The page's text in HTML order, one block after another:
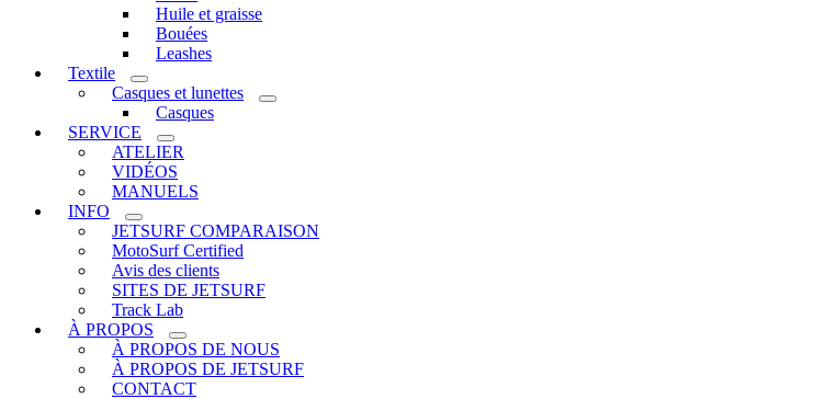
Huile et graisse
Bouées
Leashes
Textile
Casques et lunettes
Casques
SERVICE
ATELIER
VIDÉOS
MANUELS
INFO
JETSURF COMPARAISON
MotoSurf Certified
Avis des clients
SITES DE JETSURF
Track Lab
À PROPOS
À PROPOS DE NOUS
À PROPOS DE JETSURF
CONTACT